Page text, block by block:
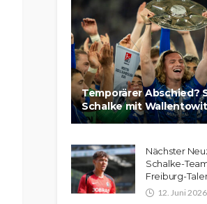
Temporärer Abschied?
Schalke mit
Nächster
Schalke-
Freiburg-
12. Juni 2026